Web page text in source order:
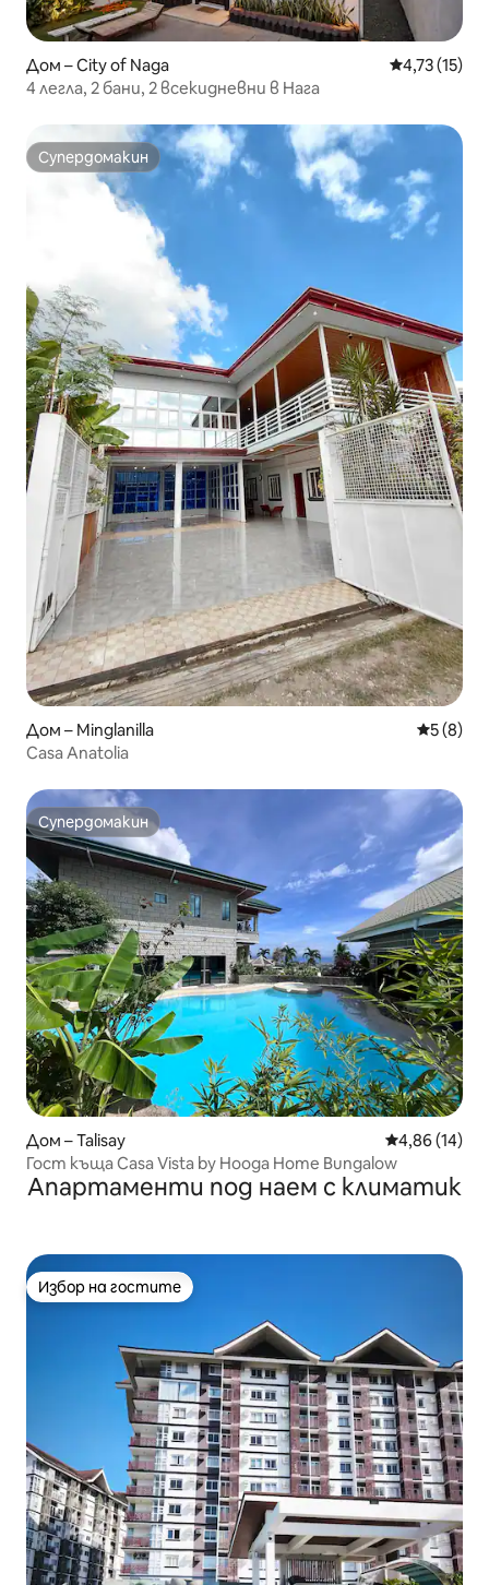
Дом – City of Naga Средна
4,73 (15)
4 легла, 2 бани, 2 всекидневни в Нага
Супердомакин
Супердомакин
Дом – Minglanilla Средна
5 (8)
Casa Anatolia
Супердомакин
Супердомакин
Дом – Talisay Средна
4,86 (14)
Гост къща Casa Vista by Hooga Home Bungalow
Апартаменти под наем с климатик
Избор на гостите
Избор на гостите